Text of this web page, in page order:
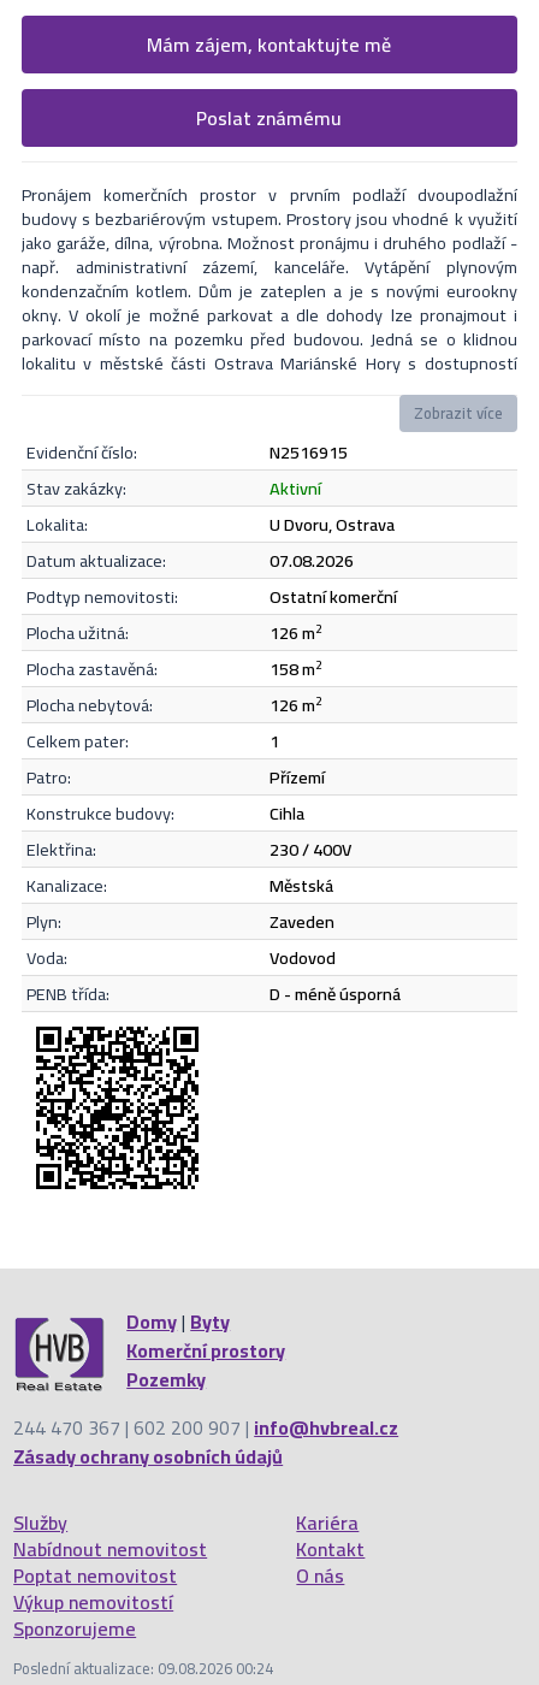
Žádost o více informací
Vyplňte následující formulář. Upřesněte, co by Vás zajímalo. V
nejbližší Vás naši makléři kontaktují.
Souhlasím sezásadami ochrany osobních údajů.
Odeslat
Mám zájem, kontaktujte mě
Formulář odešle nabídku na uvedený email
Poslat známému
Pronájem komerčních prostor v prvním podlaží dvoupodlažní
budovy s bezbariérovým vstupem. Prostory jsou vhodné k využití
jako garáže, dílna, výrobna. Možnost pronájmu i druhého podlaží -
např. administrativní zázemí, kanceláře. Vytápění plynovým
kondenzačním kotlem. Dům je zateplen a je s novými eurookny
okny. V okolí je možné parkovat a dle dohody lze pronajmout i
parkovací místo na pozemku před budovou. Jedná se o klidnou
lokalitu v městské části Ostrava Mariánské Hory s dostupností
Zobrazit více
evidenční číslo:
N2516915
stav zakázky:
aktivní
lokalita:
U Dvoru, Ostrava
datum aktualizace:
07.08.2026
podtyp nemovitosti:
ostatní komerční
plocha užitná:
126 m2
plocha zastavěná: 158 m2
plocha nebytová: 126 m2
celkem pater:
1
patro:
přízemí
konstrukce budovy:
cihla
elektřina:
230 / 400V
kanalizace:
městská
plyn:
zaveden
voda:
vodovod
PENB třída:
D - méně úsporná
Domy|Byty
Komerční prostory
Pozemky
244 470 367 | 602 200 907 |info@hvbreal.cz
Zásady ochrany osobních údajů
Služby
Nabídnout nemovitost
Poptat nemovitost
Výkup nemovitostí
Sponzorujeme
Kariéra
Kontakt
O nás
Poslední aktualizace: 09.08.2026 00:24